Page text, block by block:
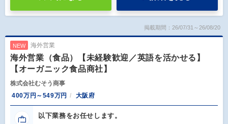
掲載期間：26/07/31～26/08/20
NEW 海外営業
海外営業（食品）【未経験歓迎／英語を活かせる】
【オーガニック食品商社】
株式会社むそう商事
400万円～549万円
大阪府
以下業務をお任せします。